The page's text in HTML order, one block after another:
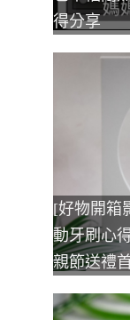
得分享
[好物開箱
動牙刷心
親節送禮